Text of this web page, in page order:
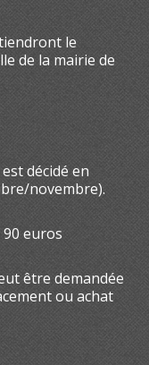
le
de la mairie de
décidé en
novembre).
90 euros
être demandée
ou achat